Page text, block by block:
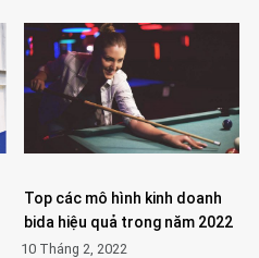
Top các mô hình kinh doanh
bida hiệu quả trong năm 2022
10 Tháng 2, 2022